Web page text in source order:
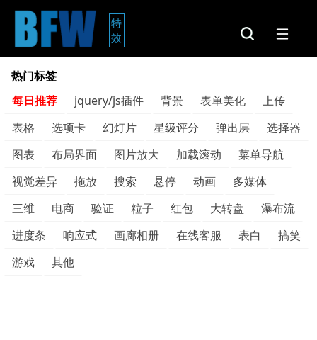
特
效
热门标签
每日推荐
jquery/js插件 背景 表单美化
上传
表格
选项卡 幻灯片 星级评分 弹出层
选择器
图表
布局界面 图片放大 加载滚动
菜单导航
视觉差异
拖放 搜索 悬停 动画
多媒体
三维
电商 验证 粒子 红包 大转盘
瀑布流
进度条
响应式 画廊相册 在线客服 表白
搞笑
游戏
其他